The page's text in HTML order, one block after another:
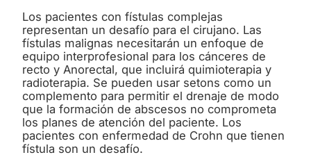
Los pacientes con fístulas complejas
representan un desafío para el cirujano. Las
fístulas malignas necesitarán un enfoque de
equipo interprofesional para los cánceres de
recto y Anorectal, que incluirá quimioterapia y
radioterapia. Se pueden usar setons como un
complemento para permitir el drenaje de modo
que la formación de abscesos no comprometa
los planes de atención del paciente. Los
pacientes con enfermedad de Crohn que tienen
fístula son un desafío.